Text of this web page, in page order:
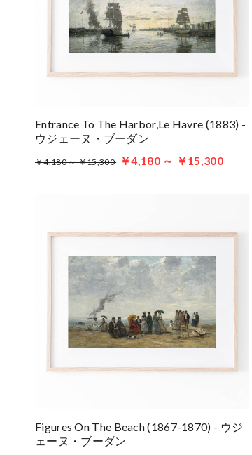
Entrance To The Harbor,Le Havre (1883) -
ウジェーヌ・ブーダン
￥4,180 ～ ￥15,300 ￥4,180 ～ ￥15,300
Figures On The Beach (1867-1870) - ウジ
ェーヌ・ブーダン